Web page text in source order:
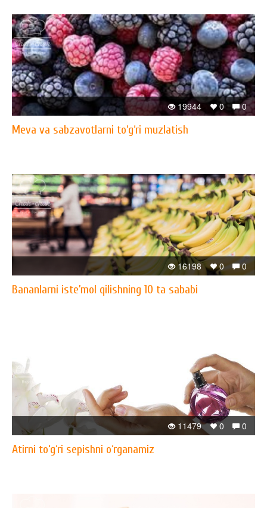
0
0
19944
Meva va sabzavotlarni to‘g‘ri muzlatish
0
0
16198
Bananlarni iste’mol qilishning 10 ta sababi
0
0
11479
Atirni to‘g‘ri sepishni o‘rganamiz